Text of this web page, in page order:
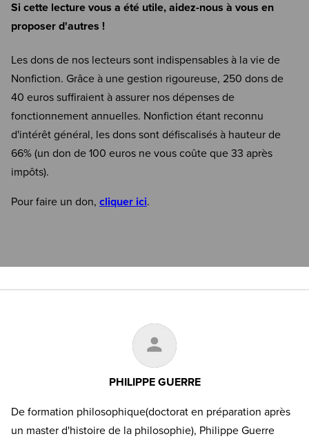
Si cette lecture vous a été utile, aidez-nous à vous en
proposer d'autres !
Les dons de nos lecteurs sont indispensables à la vie de
Nonfiction. Grâce à une gestion rigoureuse, 250 dons de
40 euros suffiraient à assurer nos dépenses de
fonctionnement annuelles. Nonfiction étant reconnu
d'intérêt général, les dons sont défiscalisés à hauteur de
66% (un don de 100 euros ne vous coûte que 33 après
impôts).
Pour faire un don, cliquer ici.
PHILIPPE GUERRE
De formation philosophique(doctorat en préparation après
un master d'histoire de la philosophie), Philippe Guerre